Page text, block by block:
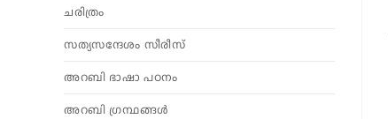
ചരിത്രം
സത്യസന്ദേശം സീരീസ്
അറബി ഭാഷാ പഠനം
അറബി ഗ്രന്ഥങ്ങൾ